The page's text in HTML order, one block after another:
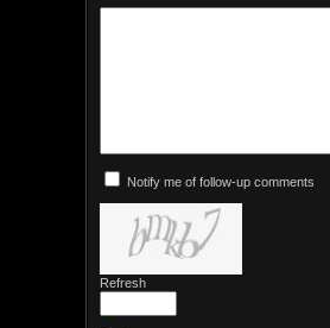
Notify me of follow-up comments
Refresh